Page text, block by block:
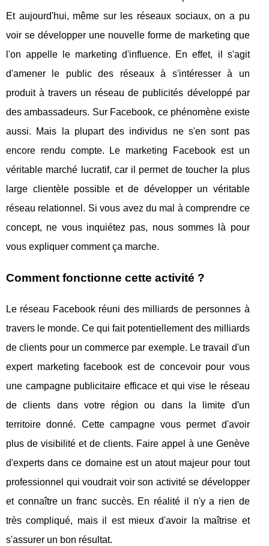
Et aujourd'hui, même sur les réseaux sociaux, on a pu
voir se développer une nouvelle forme de marketing que
l'on appelle le marketing d'influence. En effet, il s'agit
d'amener le public des réseaux à s'intéresser à un
produit à travers un réseau de publicités développé par
des ambassadeurs. Sur Facebook, ce phénomène existe
aussi. Mais la plupart des individus ne s'en sont pas
encore rendu compte. Le marketing Facebook est un
véritable marché lucratif, car il permet de toucher la plus
large clientèle possible et de développer un véritable
réseau relationnel. Si vous avez du mal à comprendre ce
concept, ne vous inquiétez pas, nous sommes là pour
vous expliquer comment ça marche.
Comment fonctionne cette activité ?
Le réseau Facebook réuni des milliards de personnes à
travers le monde. Ce qui fait potentiellement des milliards
de clients pour un commerce par exemple. Le travail d'un
expert marketing facebook est de concevoir pour vous
une campagne publicitaire efficace et qui vise le réseau
de clients dans votre région ou dans la limite d'un
territoire donné. Cette campagne vous permet d'avoir
plus de visibilité et de clients. Faire appel à une Genève
d'experts dans ce domaine est un atout majeur pour tout
professionnel qui voudrait voir son activité se développer
et connaître un franc succès. En réalité il n'y a rien de
très compliqué, mais il est mieux d'avoir la maîtrise et
s'assurer un bon résultat.